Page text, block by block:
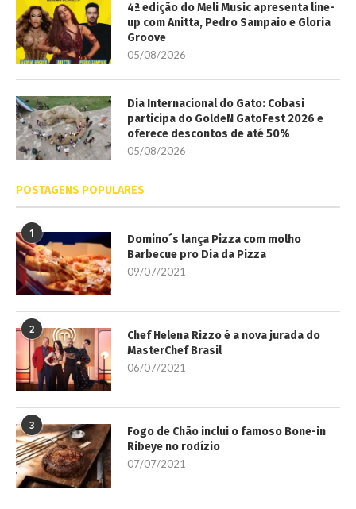
4ª edição do Meli Music apresenta line-
up com Anitta, Pedro Sampaio e Gloria
Groove
05/08/2026
Dia Internacional do Gato: Cobasi
participa do GoldeN GatoFest 2026 e
oferece descontos de até 50%
05/08/2026
POSTAGENS POPULARES
1
Domino´s lança Pizza com molho
Barbecue pro Dia da Pizza
09/07/2021
2
Chef Helena Rizzo é a nova jurada do
MasterChef Brasil
06/07/2021
3
Fogo de Chão inclui o famoso Bone-in
Ribeye no rodízio
07/07/2021